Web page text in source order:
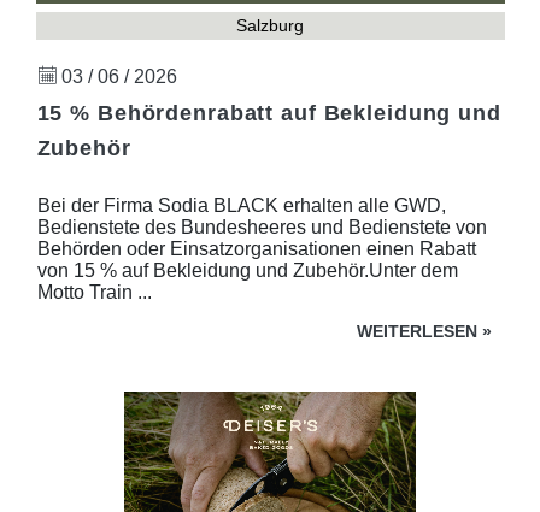
Salzburg
03 / 06 / 2026
15 % Behördenrabatt auf Bekleidung und
Zubehör
Bei der Firma Sodia BLACK erhalten alle GWD,
Bedienstete des Bundesheeres und Bedienstete von
Behörden oder Einsatzorganisationen einen Rabatt
von 15 % auf Bekleidung und Zubehör.Unter dem
Motto Train ...
WEITERLESEN »